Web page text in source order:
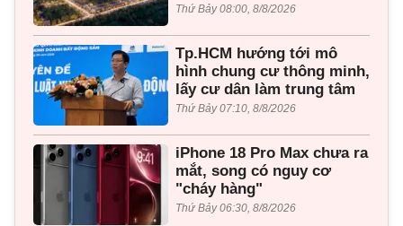
Thứ Bảy 08:00, 8/8/2026
Tp.HCM hướng tới mô
hình chung cư thông minh,
lấy cư dân làm trung tâm
Thứ Bảy 07:10, 8/8/2026
iPhone 18 Pro Max chưa ra
mắt, song có nguy cơ
"cháy hàng"
Thứ Bảy 06:30, 8/8/2026